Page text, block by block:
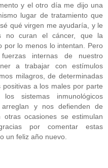
y el otro día me dijo una
lugar de tratamiento que
qué virgen me ayudaría, y le
no curan el cáncer, que la
por lo menos lo intentan. Pero
internas de nuestro
a trabajar con estímulos
milagros, de determinadas
a los males por parte
sistemas inmunológicos
arreglan y nos defienden de
otras ocasiones se estimulan
por comentar estas
un feliz año nuevo.